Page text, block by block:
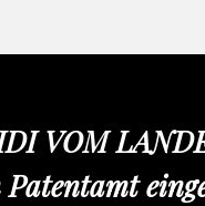
VOM
Patentamt